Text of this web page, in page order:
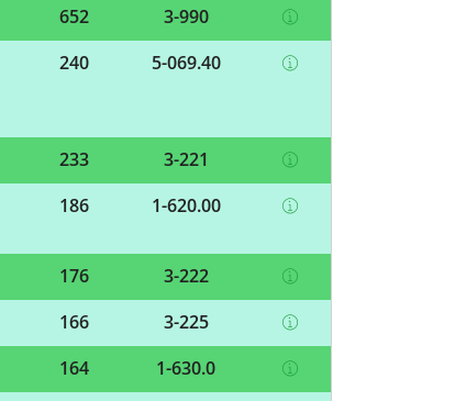
652
3-990
240 5-069.40
233
3-221
186 1-620.00
176
3-222
166
3-225
164
1-630.0